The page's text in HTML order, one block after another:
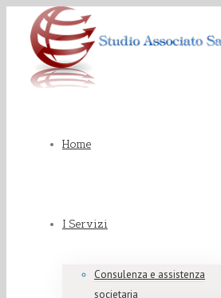
Home
I Servizi
Consulenza e assistenza
societaria